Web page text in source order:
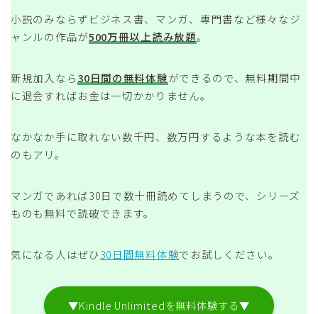
小説のみならずビジネス書、マンガ、専門書など様々なジ
ャンルの作品が500万冊以上読み放題。
新規加入なら30日間の無料体験ができるので、無料期間中
に退会すればお金は一切かかりません。
なかなか手に取れない数千円、数万円するような本を読む
のもアリ。
マンガであれば30日で数十冊読めてしまうので、シリーズ
ものも無料で読破できます。
気になる人はぜひ30日間無料体験でお試しください。
▼Kindle Unlimitedを無料体験する▼